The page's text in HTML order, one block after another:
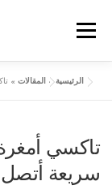
المحتوى
القائمة
الرئيسية» المقالات »
تاكسي
سريعة أتصل الأن